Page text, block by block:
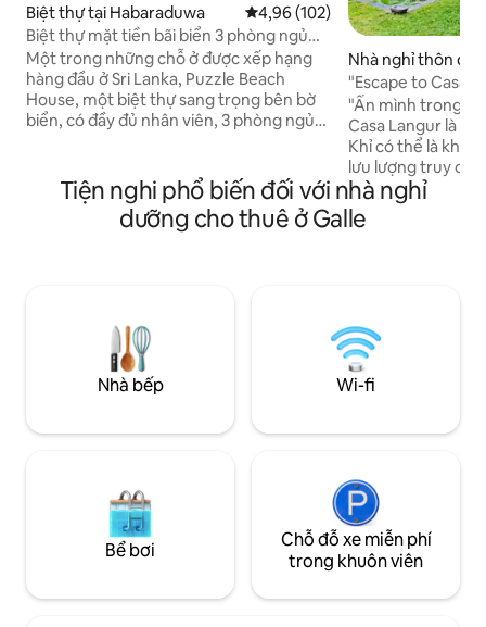
Biệt thự tại Habaraduwa Xếp hạng trung bình 4,96/5, 102
4,96 (102)
Biệt thự mặt tiền bãi biển 3 phòng ngủ
được xếp hạng cao nhất với đầu bếp và
nhân viên
Một trong những chỗ ở được xếp hạng
hàng đầu ở Sri Lanka, Puzzle Beach
House, một biệt thự sang trọng bên bờ
biển, có đầy đủ nhân viên, 3 phòng ngủ
này, nằm trong số những ngôi nhà hàng
đầu của Airbnb trên toàn thế giới, kết
hợp giữa sự thanh lịch nhiệt đới, dịch vụ
bơi phù hợp với gia đình, khu vực giải trí
rộng rãi và dịch vụ xuất sắc.
Nhà nghỉ thôn dã
na
"Escape to Casa
Near Beach"
"Ẩn mình trong
Casa Langur là
Khỉ có thể là
lưu lượng truy
qua. Chỉ mất 10
đến Unawatuna
tiếng. Thư giãn
bảo tồn động vật
nơi đây hoàn hảo
thiên nhiên và
đang tìm kiếm
Tiện nghi phổ biến đối với nhà nghỉ
dưỡng cho thuê ở Galle
Nhà bếp Wi-fi
Bể bơi
Chỗ đỗ xe miễn phí
trong khuôn viên